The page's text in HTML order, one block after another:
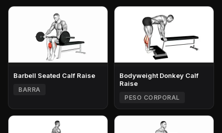
Barbell Seated Calf Raise
BARRA
Bodyweight Donkey Calf
Raise
PESO CORPORAL